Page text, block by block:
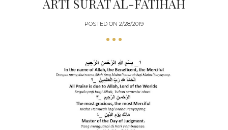
ARTI SURAT AL-FATIHAH
POSTED ON 2/28/2019